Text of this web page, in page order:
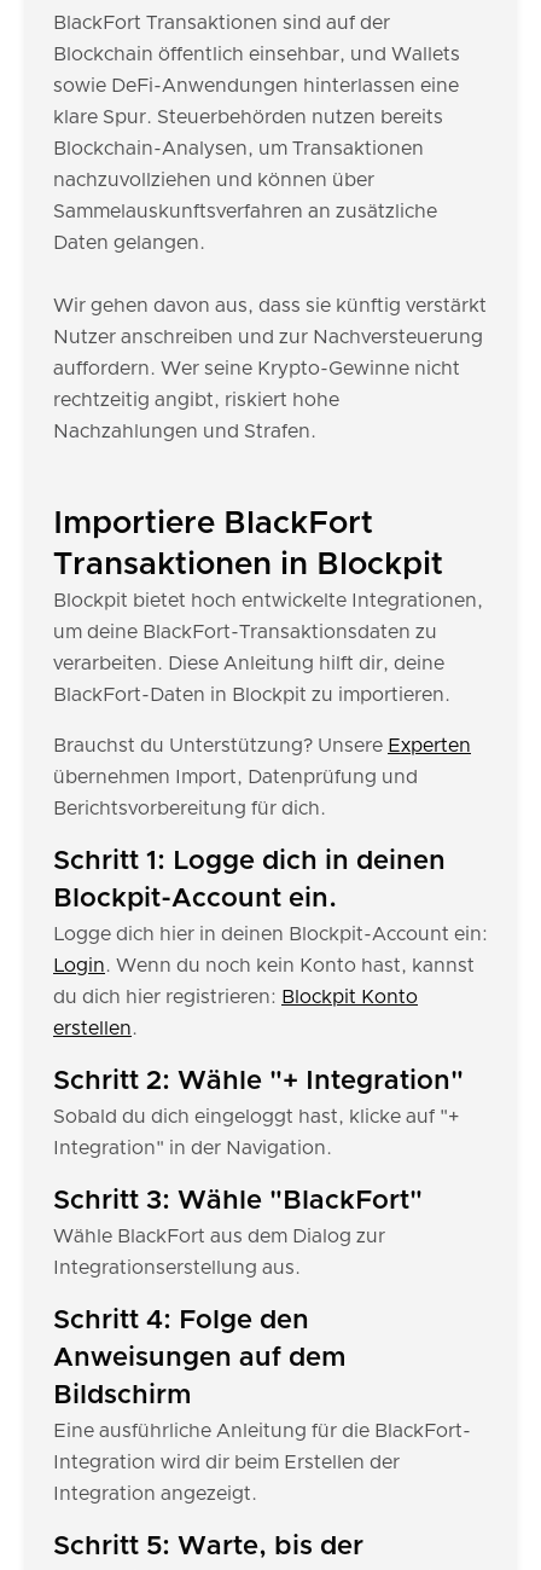
BlackFort Transaktionen sind auf der
Blockchain öffentlich einsehbar, und Wallets
sowie DeFi-Anwendungen hinterlassen eine
klare Spur. Steuerbehörden nutzen bereits
Blockchain-Analysen, um Transaktionen
nachzuvollziehen und können über
Sammelauskunftsverfahren an zusätzliche
Daten gelangen.
Wir gehen davon aus, dass sie künftig verstärkt
Nutzer anschreiben und zur Nachversteuerung
auffordern. Wer seine Krypto-Gewinne nicht
rechtzeitig angibt, riskiert hohe
Nachzahlungen und Strafen.
Importiere BlackFort
Transaktionen in Blockpit
Blockpit bietet hoch entwickelte Integrationen,
um deine BlackFort-Transaktionsdaten zu
verarbeiten. Diese Anleitung hilft dir, deine
BlackFort-Daten in Blockpit zu importieren.
Brauchst du Unterstützung? Unsere Experten
übernehmen Import, Datenprüfung und
Berichtsvorbereitung für dich.
Schritt 1: Logge dich in deinen
Blockpit-Account ein.
Logge dich hier in deinen Blockpit-Account ein:
Login. Wenn du noch kein Konto hast, kannst
du dich hier registrieren: Blockpit Konto
erstellen.
Schritt 2: Wähle "+ Integration"
Sobald du dich eingeloggt hast, klicke auf "+
Integration" in der Navigation.
Schritt 3: Wähle "BlackFort"
Wähle BlackFort aus dem Dialog zur
Integrationserstellung aus.
Schritt 4: Folge den
Anweisungen auf dem
Bildschirm
Eine ausführliche Anleitung für die BlackFort-
Integration wird dir beim Erstellen der
Integration angezeigt.
Schritt 5: Warte, bis der